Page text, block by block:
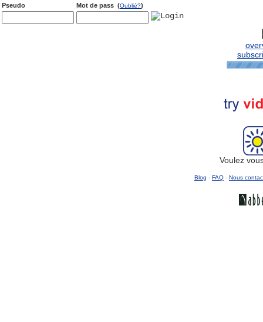
Pseudo Mot de pass (Oublié?)
Voulez
Blog - FAQ - Nous